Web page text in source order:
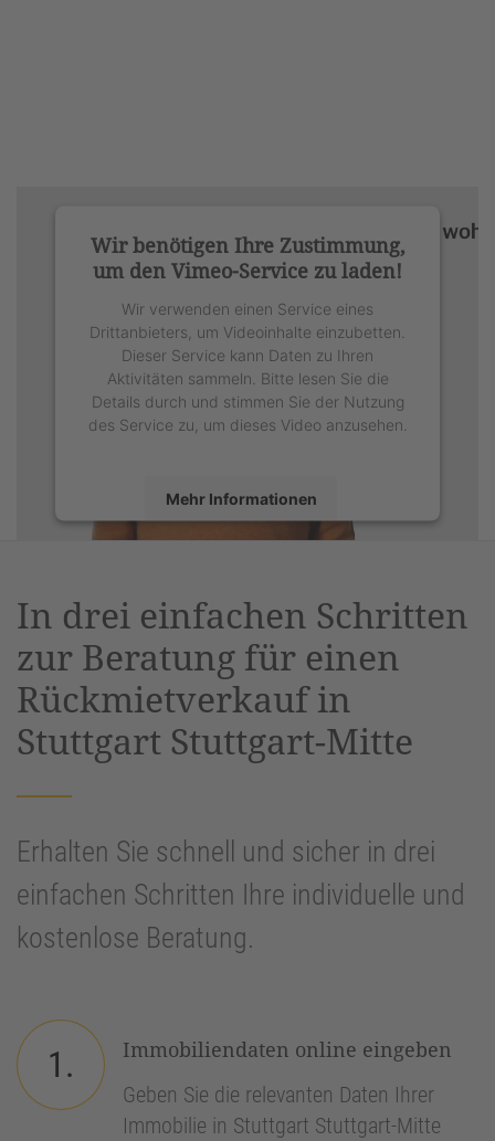
Wir benötigen Ihre Zustimmung,
um den Vimeo-Service zu laden!
Wir verwenden einen Service eines
Drittanbieters, um Videoinhalte einzubetten.
Dieser Service kann Daten zu Ihren
Aktivitäten sammeln. Bitte lesen Sie die
Details durch und stimmen Sie der Nutzung
des Service zu, um dieses Video anzusehen.
Mehr Informationen
Management Platform&eRecht24
In drei einfachen Schritten
zur Beratung für einen
Rückmietverkauf in
Stuttgart Stuttgart-Mitte
Erhalten Sie schnell und sicher in drei
einfachen Schritten Ihre individuelle und
kostenlose Beratung.
1.
Immobiliendaten online eingeben
Geben Sie die relevanten Daten Ihrer
Immobilie in Stuttgart Stuttgart-Mitte